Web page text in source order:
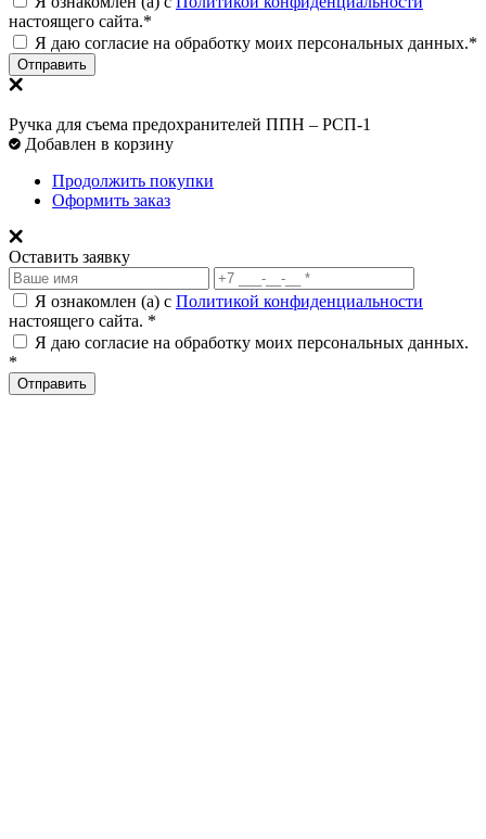
настоящего сайта.*
Я даю согласие на обработку моих персональных данных.*
Отправить
Ручка для съема предохранителей ППН – РСП-1
Добавлен в корзину
Продолжить покупки
Оформить заказ
Оставить заявку
Я ознакомлен (а) с Политикой конфиденциальности
настоящего сайта. *
Я даю согласие на обработку моих персональных данных.
*
Отправить